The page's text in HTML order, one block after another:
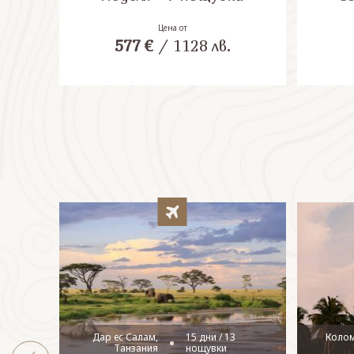
Цена от
577 €/ 1128 лв.
Дар ес Салам,
Танзания
15 дни / 13
нощувки